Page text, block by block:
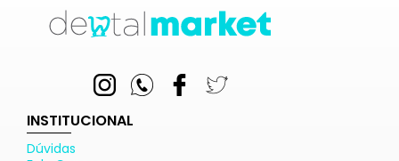
INSTITUCIONAL
Dúvidas